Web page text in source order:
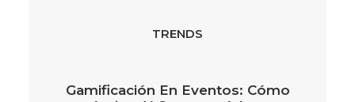
TRENDS
Gamificación En Eventos: Cómo